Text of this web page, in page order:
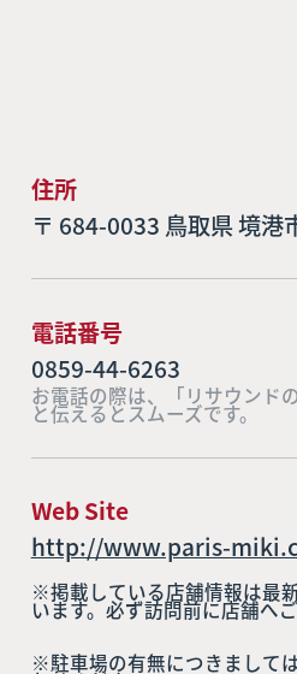
住所
〒 684-0033 鳥取県 境港
電話番号
0859-44-6263
お電話の際は、「リサウンド
と伝えるとスムーズです。
Web Site
http://www.paris-
※掲載している店舗情報は最
います。必ず訪問前に店舗へ
※駐車場の有無につきまして